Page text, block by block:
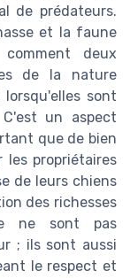
de prédateurs.
et la faune
deux
de la nature
sont
un aspect
que de bien
les propriétaires
de leurs chiens
des richesses
ne sont pas
; ils sont aussi
le respect et